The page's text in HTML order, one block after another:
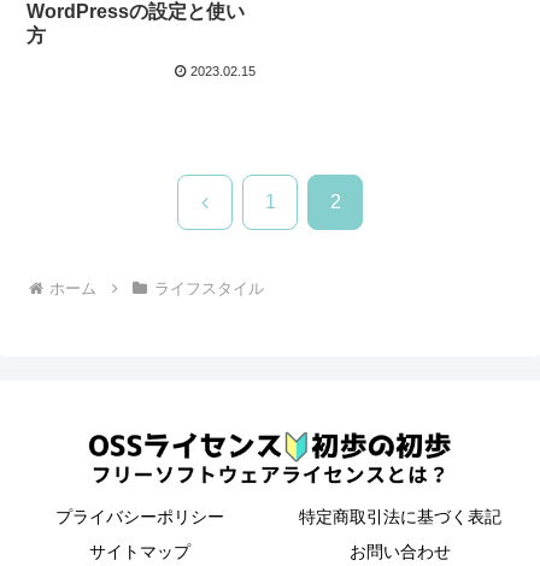
WordPressの設定と使い
方
2023.02.15
前 1 2
ホーム ライフスタイル
プライバシーポリシー
特定商取引法に基づく表記
サイトマップ
お問い合わせ